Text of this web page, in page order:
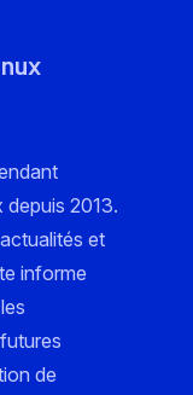
2013.
et
informe
de